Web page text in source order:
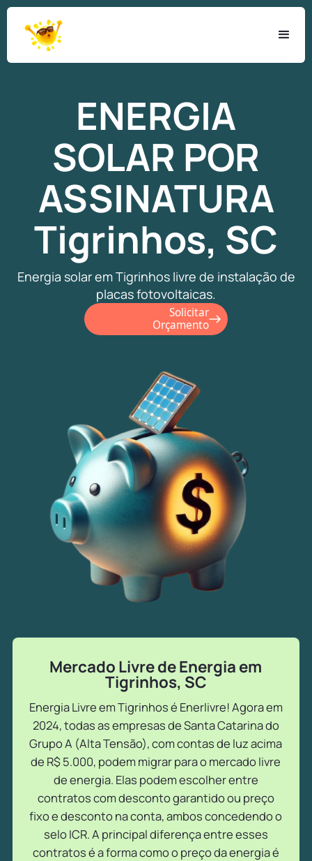
ENERGIA
SOLAR POR
ASSINATURA
Tigrinhos, SC
Energia solar em Tigrinhos livre de instalação de
placas fotovoltaicas.
Solicitar
Orçamento
Mercado Livre de Energia em
Tigrinhos, SC
Energia Livre em Tigrinhos é Enerlivre! Agora em
2024, todas as empresas de Santa Catarina do
Grupo A (Alta Tensão), com contas de luz acima
de R$ 5.000, podem migrar para o mercado livre
de energia. Elas podem escolher entre
contratos com desconto garantido ou preço
fixo e desconto na conta, ambos concedendo o
selo ICR. A principal diferença entre esses
contratos é a forma como o preço da energia é